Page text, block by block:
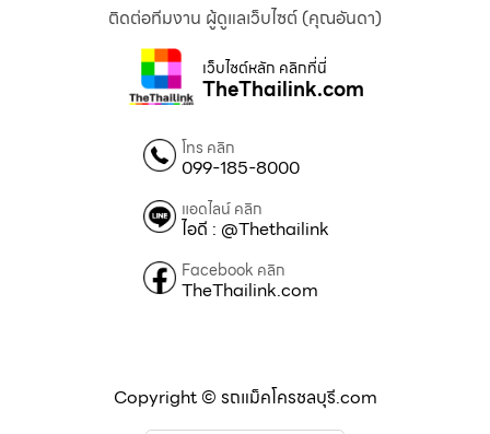
ติดต่อทีมงาน ผู้ดูแลเว็บไซต์ (คุณอันดา)
เว็บไซต์หลัก คลิกที่นี่
TheThailink.com
โทร คลิก
099-185-8000
แอดไลน์ คลิก
ไอดี : @Thethailink
Facebook คลิก
TheThailink.com
Copyright © รถแม็คโครชลบุรี.com